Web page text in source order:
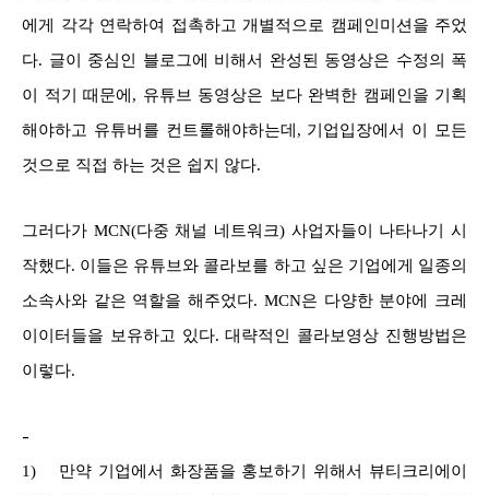
에게 각각 연락하여 접촉하고 개별적으로 캠페인미션을 주었
다. 글이 중심인 블로그에 비해서 완성된 동영상은 수정의 폭
이 적기 때문에, 유튜브 동영상은 보다 완벽한 캠페인을 기획
해야하고 유튜버를 컨트롤해야하는데, 기업입장에서 이 모든
것으로 직접 하는 것은 쉽지 않다.
그러다가 MCN(다중 채널 네트워크) 사업자들이 나타나기 시
작했다. 이들은 유튜브와 콜라보를 하고 싶은 기업에게 일종의
소속사와 같은 역할을 해주었다. MCN은 다양한 분야에 크레
이이터들을 보유하고 있다. 대략적인 콜라보영상 진행방법은
이렇다.
-
1)
만약 기업에서 화장품을 홍보하기 위해서 뷰티크리에이